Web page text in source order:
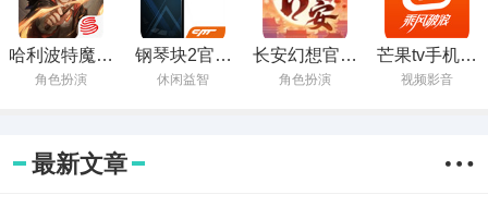
哈利波特魔法
觉醒最新版本
角色扮演
钢琴块2官方
下载最新版本
休闲益智
长安幻想官方
下载
角色扮演
芒果tv手机版
下载
视频影音
最新文章